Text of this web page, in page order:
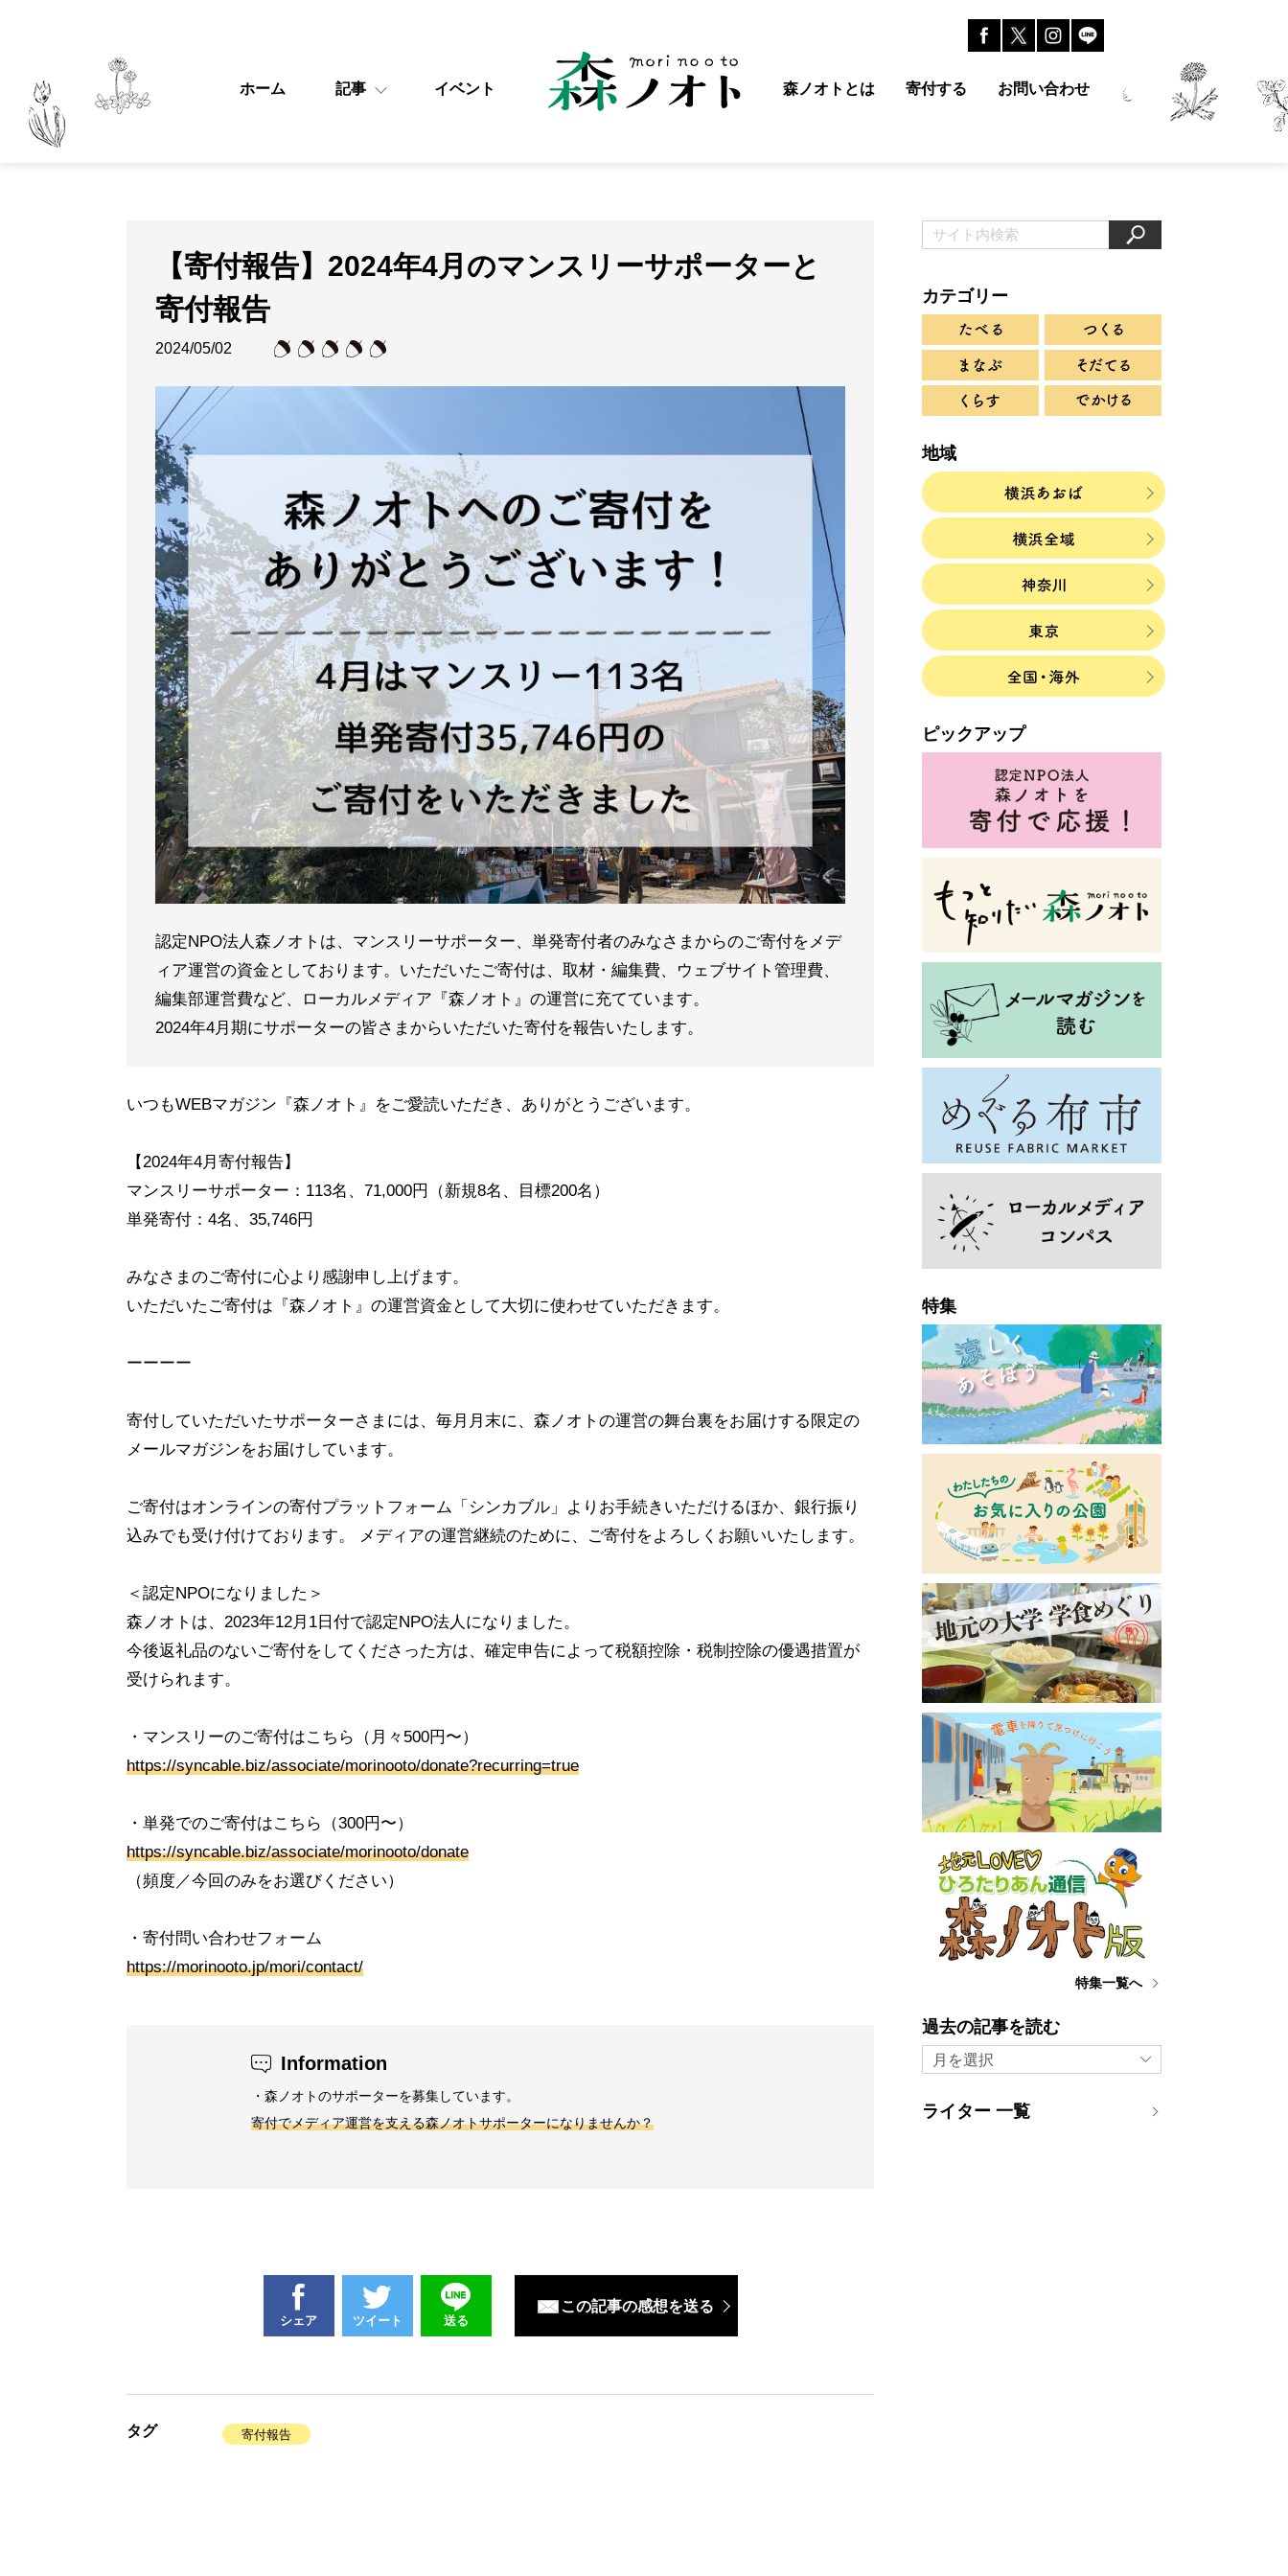
ホーム 記事 イベント 森ノオトとは 寄付する お問い合わせ
【寄付報告】2024年4月のマンスリーサポーターと
寄付報告
2024/05/02
認定NPO法人森ノオトは、マンスリーサポーター、単発寄付者のみなさまからのご寄付をメデ
ィア運営の資金としております。いただいたご寄付は、取材・編集費、ウェブサイト管理費、
編集部運営費など、ローカルメディア『森ノオト』の運営に充てています。
2024年4月期にサポーターの皆さまからいただいた寄付を報告いたします。
いつもWEBマガジン『森ノオト』をご愛読いただき、ありがとうございます。
【2024年4月寄付報告】
マンスリーサポーター：113名、71,000円（新規8名、目標200名）
単発寄付：4名、35,746円
みなさまのご寄付に心より感謝申し上げます。
いただいたご寄付は『森ノオト』の運営資金として大切に使わせていただきます。
ーーーー
寄付していただいたサポーターさまには、毎月月末に、森ノオトの運営の舞台裏をお届けする限定の
メールマガジンをお届けしています。
ご寄付はオンラインの寄付プラットフォーム「シンカブル」よりお手続きいただけるほか、銀行振り
込みでも受け付けております。 メディアの運営継続のために、ご寄付をよろしくお願いいたします。
＜認定NPOになりました＞
森ノオトは、2023年12月1日付で認定NPO法人になりました。
今後返礼品のないご寄付をしてくださった方は、確定申告によって税額控除・税制控除の優遇措置が
受けられます。
・マンスリーのご寄付はこちら（月々500円〜）
https://syncable.biz/associate/morinooto/donate?recurring=true
・単発でのご寄付はこちら（300円〜）
https://syncable.biz/associate/morinooto/donate
（頻度／今回のみをお選びください）
・寄付問い合わせフォーム
https://morinooto.jp/mori/contact/
Information
・森ノオトのサポーターを募集しています。
寄付でメディア運営を支える森ノオトサポーターになりませんか？
シェア ツイート 送る
この記事の感想を送る
タグ 寄付報告
カテゴリー
地域
ピックアップ
特集
特集一覧へ
過去の記事を読む
月を選択
ライター 一覧